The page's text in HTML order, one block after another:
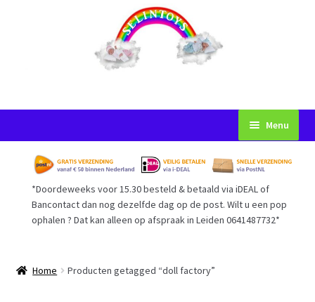
naar
navigatie
inhoud
Menu
Startpagina
Voorwaarden
Afrekenen
*Doordeweeks voor 15.30 besteld & betaald via iDEAL of
Bancontact dan nog dezelfde dag op de post. Wilt u een pop
ophalen ? Dat kan alleen op afspraak in Leiden 0641487732*
Home Producten getagged “doll factory”